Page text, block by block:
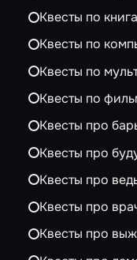
Квесты по
Квесты по
Квесты по
Квесты по
Квесты про
Квесты про
Квесты про
Квесты про
Квесты про